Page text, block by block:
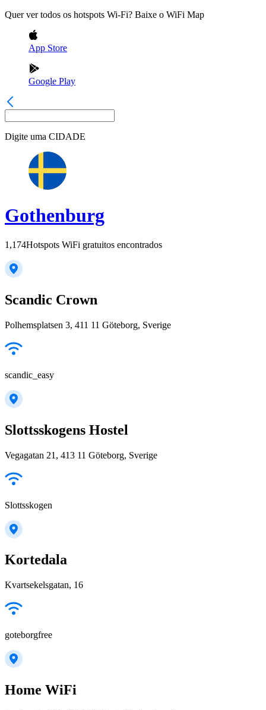
Quer ver todos os hotspots Wi-Fi? Baixe o WiFi Map
App Store
Google Play
Digite uma CIDADE
Gothenburg
1,174Hotspots WiFi gratuitos encontrados
Scandic Crown
Polhemsplatsen 3, 411 11 Göteborg, Sverige
scandic_easy
Slottsskogens Hostel
Vegagatan 21, 413 11 Göteborg, Sverige
Slottsskogen
Kortedala
Kvartsekelsgatan, 16
goteborgfree
Home WiFi